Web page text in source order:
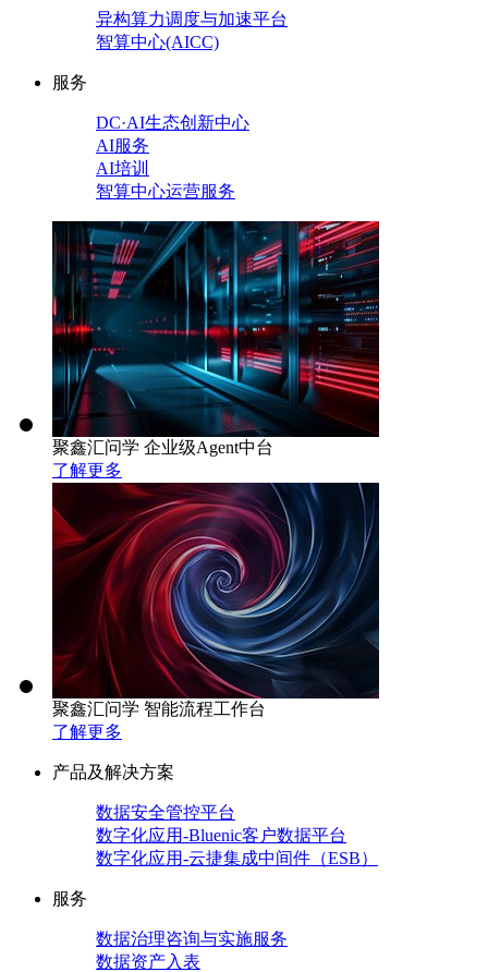
异构算力调度与加速平台
智算中心(AICC)
服务
DC·AI生态创新中心
AI服务
AI培训
智算中心运营服务
聚鑫汇问学 企业级Agent中台
了解更多
聚鑫汇问学 智能流程工作台
了解更多
产品及解决方案
数据安全管控平台
数字化应用-Bluenic客户数据平台
数字化应用-云捷集成中间件（ESB）
服务
数据治理咨询与实施服务
数据资产入表